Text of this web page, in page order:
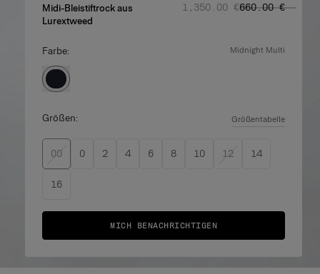
Midi-Bleistiftrock aus
Lurextweed
Regulärer Preis:
‌1,350.00 €Angebotspreis
‌660.00 €
Farbe: midnight multi
Größen: Größentabelle
00 0 2 4 6 8 10 12 14
16
MICH BENACHRICHTIGEN